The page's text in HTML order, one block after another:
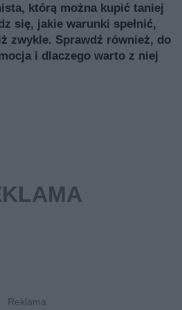
którą można kupić taniej
się, jakie warunki spełnić,
zwykle. Sprawdź również, do
i dlaczego warto z niej